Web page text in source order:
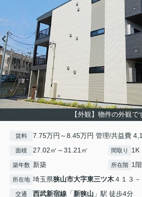
【外観】物件の外観で
賃料 7.75万円～8.45万円 管理/共益費
面積 27.02㎡～31.21㎡ 間取り 1K
築年数 新築 所在階 1
所在地 埼玉県狭山市大字東三ツ木４１３－
交通 西武新宿線 「新狭山 」駅 徒歩4分